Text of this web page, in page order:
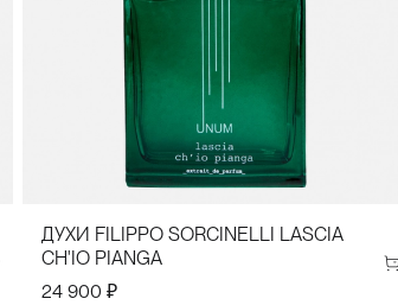
ДУХИ FILIPPO SORCINELLI LASCIA
CH'IO PIANGA
24 900 ₽